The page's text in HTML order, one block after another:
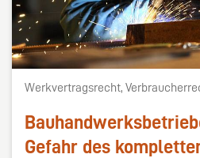
Werkvertragsrecht,
Gefahr des